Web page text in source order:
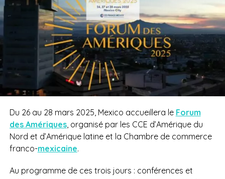
Du 26 au 28 mars 2025, Mexico accueillera le Forum
des Amériques, organisé par les CCE d’Amérique du
Nord et d’Amérique latine et la Chambre de commerce
franco-mexicaine.
Au programme de ces trois jours : conférences et